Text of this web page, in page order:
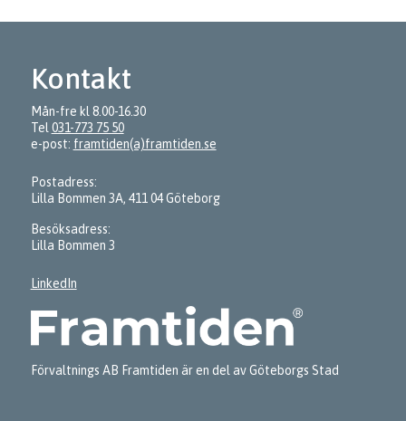
Kontakt
Mån-fre kl 8.00-16.30
Tel 031-773 75 50
e-post: framtiden(a)framtiden.se
Postadress:
Lilla Bommen 3A, 411 04 Göteborg
Besöksadress:
Lilla Bommen 3
LinkedIn
Förvaltnings AB Framtiden är en del av Göteborgs Stad